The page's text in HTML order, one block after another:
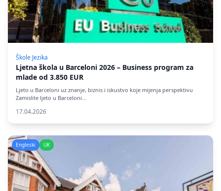
Škole Jezika
Ljetna škola u Barceloni 2026 – Business program za
mlade od 3.850 EUR
Ljeto u Barceloni uz znanje, biznis i iskustvo koje mijenja perspektivu
Zamislite ljeto u Barceloni…
17.04.2026
Engleski UK